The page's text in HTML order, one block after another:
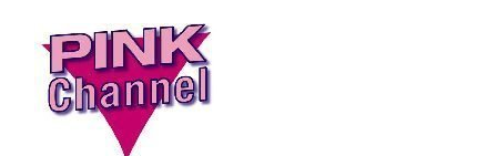
content